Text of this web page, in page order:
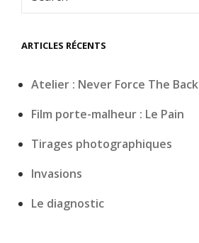
for:
ARTICLES RÉCENTS
Atelier : Never Force The Back
Film porte-malheur : Le Pain
Tirages photographiques
Invasions
Le diagnostic